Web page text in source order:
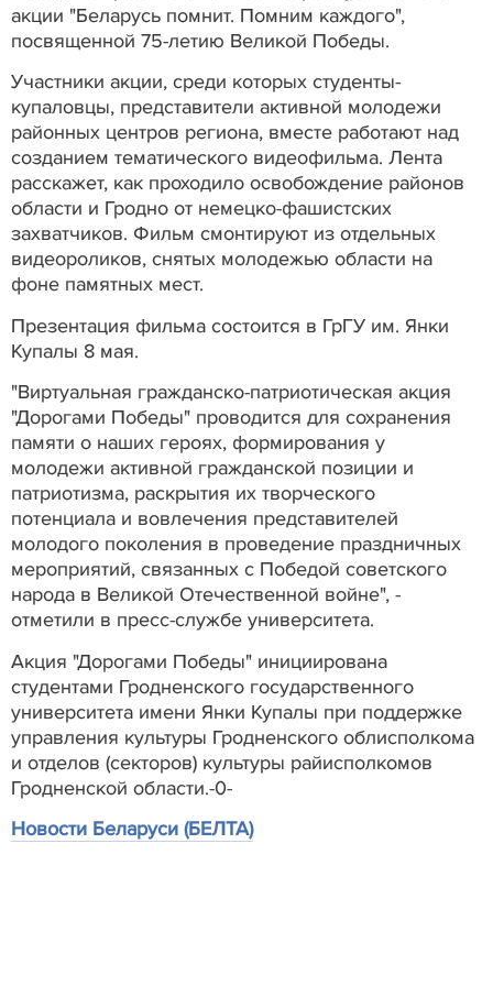
акции "Беларусь помнит. Помним каждого",
посвященной 75-летию Великой Победы.
Участники акции, среди которых студенты-
купаловцы, представители активной молодежи
районных центров региона, вместе работают над
созданием тематического видеофильма. Лента
расскажет, как проходило освобождение районов
области и Гродно от немецко-фашистских
захватчиков. Фильм смонтируют из отдельных
видеороликов, снятых молодежью области на
фоне памятных мест.
Презентация фильма состоится в ГрГУ им. Янки
Купалы 8 мая.
"Виртуальная гражданско-патриотическая акция
"Дорогами Победы" проводится для сохранения
памяти о наших героях, формирования у
молодежи активной гражданской позиции и
патриотизма, раскрытия их творческого
потенциала и вовлечения представителей
молодого поколения в проведение праздничных
мероприятий, связанных с Победой советского
народа в Великой Отечественной войне", -
отметили в пресс-службе университета.
Акция "Дорогами Победы" инициирована
студентами Гродненского государственного
университета имени Янки Купалы при поддержке
управления культуры Гродненского облисполкома
и отделов (секторов) культуры райисполкомов
Гродненской области.-0-
Новости Беларуси (БЕЛТА)